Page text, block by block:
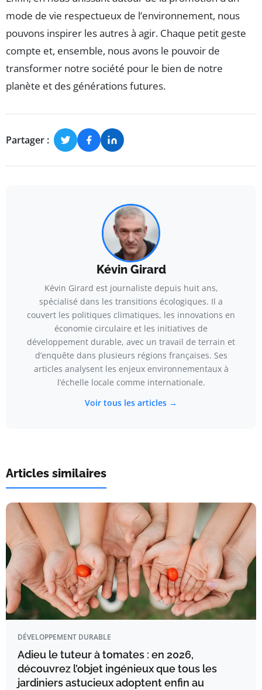
mode de vie respectueux de l’environnement, nous
pouvons inspirer les autres à agir. Chaque petit geste
compte et, ensemble, nous avons le pouvoir de
transformer notre société pour le bien de notre
planète et des générations futures.
Partager :
Kévin Girard
Kévin Girard est journaliste depuis huit ans,
spécialisé dans les transitions écologiques. Il a
couvert les politiques climatiques, les innovations en
économie circulaire et les initiatives de
développement durable, avec un travail de terrain et
d’enquête dans plusieurs régions françaises. Ses
articles analysent les enjeux environnementaux à
l’échelle locale comme internationale.
Voir tous les articles →
Articles similaires
DÉVELOPPEMENT DURABLE
Adieu le tuteur à tomates : en 2026,
découvrez l’objet ingénieux que tous les
jardiniers astucieux adoptent enfin au